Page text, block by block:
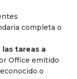
completa o
tareas a
Office emitido
o